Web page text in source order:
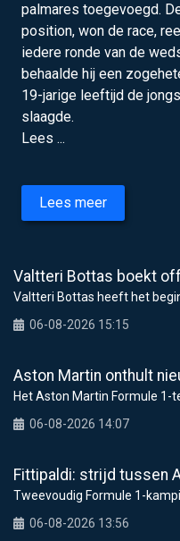
palmares toegevoegd.
position, won de race,
iedere ronde van de
behaalde hij een
19-jarige leeftijd de
slaagde.
Lees ...
Lees meer
Valtteri Bottas heeft het
06-08-2026 15:15
Het Aston Martin Formule 1-
06-08-2026 14:07
Tweevoudig Formule 1-
06-08-2026 13:56